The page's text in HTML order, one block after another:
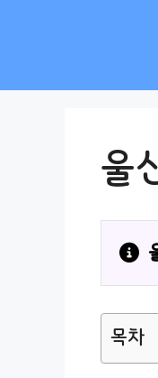
울
목차